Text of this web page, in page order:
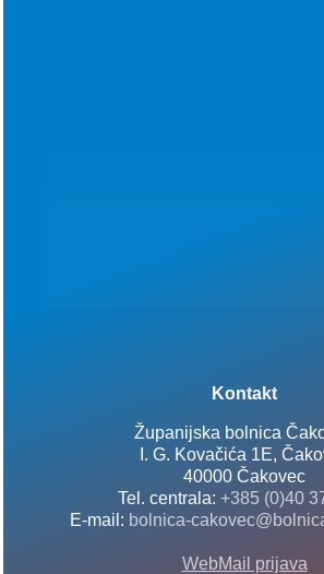
Kontakt
Županijska bolnica
I. G. Kovačića 1E,
40000 Čakovec
Tel. centrala: +385 (0)40
E-mail: bolnica-
WebMail prijava